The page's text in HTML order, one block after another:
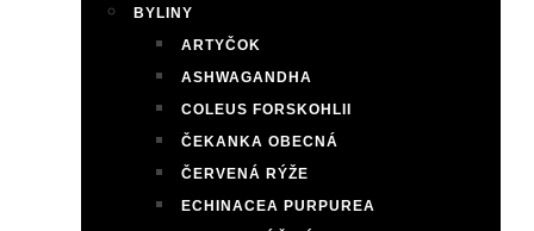
BYLINY
ARTYČOK
ASHWAGANDHA
COLEUS FORSKOHLII
ČEKANKA OBECNÁ
ČERVENÁ RÝŽE
ECHINACEA PURPUREA